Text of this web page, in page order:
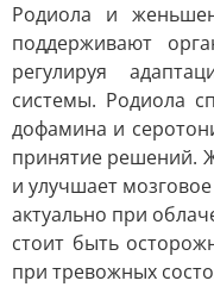
Родиола и
поддерживают
регулируя
системы. Родиола
дофамина и
принятие решений.
и улучшает
актуально при
стоит быть
при тревожных